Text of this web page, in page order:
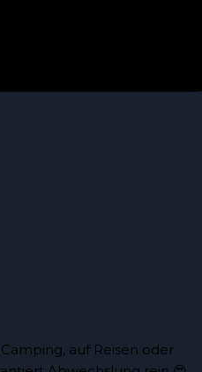
auf Reisen oder